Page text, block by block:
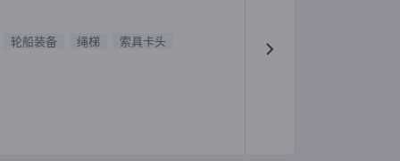
轮船装备 绳梯
索具卡头